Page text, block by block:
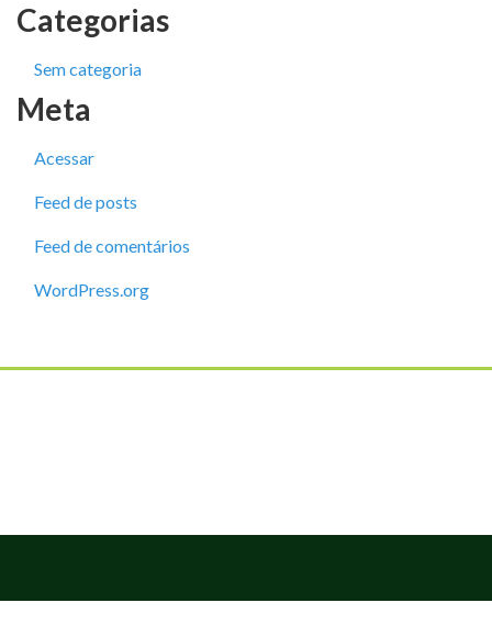
Categorias
Sem categoria
Meta
Acessar
Feed de posts
Feed de comentários
WordPress.org